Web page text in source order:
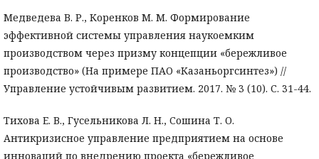
Медведева В. Р., Коренков М. М. Формирование
эффективной системы управления наукоемким
производством через призму концепции «бережливое
производство» (На примере ПАО «Казаньоргсинтез») //
Управление устойчивым развитием. 2017. № 3 (10). С. 31-44.
Тихова Е. В., Гусельникова Л. Н., Сошина Т. О.
Антикризисное управление предприятием на основе
инноваций по внедрению проекта «бережливое